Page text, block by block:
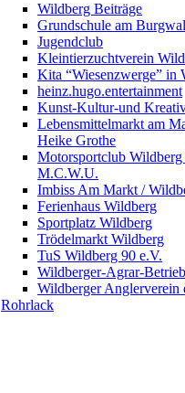
Wildberg Beiträge
Grundschule am
Jugendclub
Kleintierzuchtverein
Kita “Wiesenzwerge” in
heinz.hugo.entertainment
Kunst-Kultur-und
Lebensmittelmarkt am
Heike Grothe
Motorsportclub
M.C.W.U.
Imbiss Am Markt /
Ferienhaus Wildberg
Sportplatz Wildberg
Trödelmarkt Wildberg
TuS Wildberg 90 e.V.
Wildberger-Agrar-
Wildberger Anglerverein
Rohrlack